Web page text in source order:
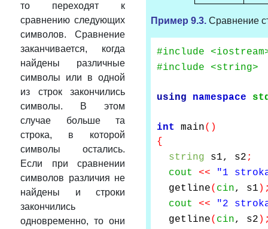
то переходят к
сравнению следующих
символов. Сравнение
заканчивается, когда
найдены различные
символы или в одной
из строк закончились
символы. В этом
случае больше та
строка, в которой
символы остались.
Если при сравнении
символов различия не
найдены и строки
закончились
одновременно, то они
Пример 9.3. Сравнение
#include
#include <string>
using namespace
int main()
{
string s1, s2 ;
cout
<<
"1
getline( cin, s1
cout
<<
"2
getline( cin, s2